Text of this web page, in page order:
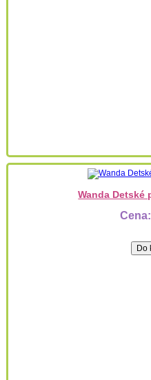
Wanda Detské
Cena: